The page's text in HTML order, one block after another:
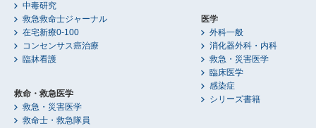
中毒研究
救急救命士ジャーナル
在宅新療0-100
コンセンサス癌治療
臨牀看護
救命・救急医学
救急・災害医学
救命士・救急隊員
医学
外科一般
消化器外科・内科
救急・災害医学
臨床医学
感染症
シリーズ書籍